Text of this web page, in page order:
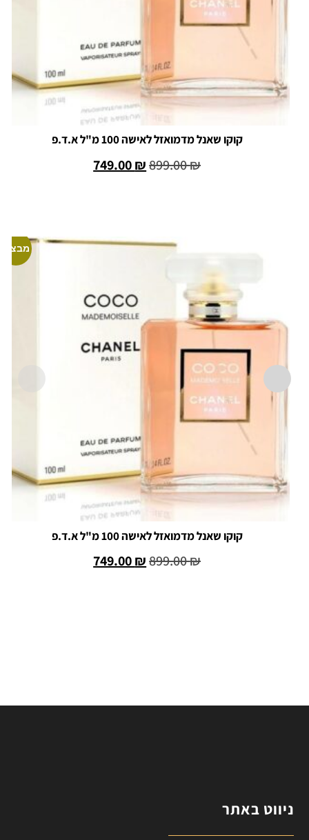
קוקו שאנל מדמואזל לאישה 100 מ"ל א.ד.פ
899.00₪
749.00₪
מבצע!
קוקו שאנל מדמואזל לאישה 100 מ"ל א.ד.פ
899.00₪
749.00₪
ניווט באתר